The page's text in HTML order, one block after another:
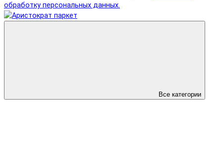
обработку персональных данных.
Все категории